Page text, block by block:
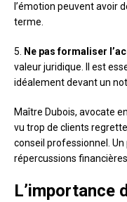
l’émotion peuvent avoir
terme.
5. Ne pas formaliser
valeur juridique. Il est
idéalement devant un
Maître Dubois, avocate
vu trop de clients
conseil professionnel.
répercussions
L’importance